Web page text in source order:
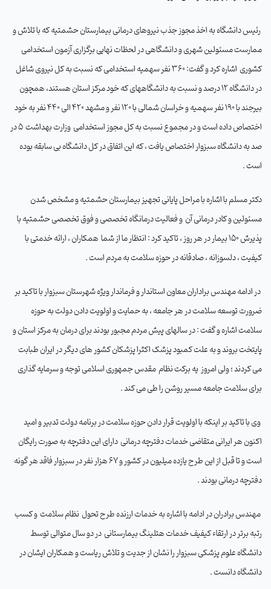
رئیس دانشگاه به اخذ مجوز جذب نیروهای درمانی بیمارستان حشمتیه که با تلاش و
ممارست مسئولین شهری و دانشگاهی در لحظات نهایی برگزاری آزمون استخدامی
کشوری
اشاره کرد و گفت: 360 نفر سهمیه استخدامی که نسبت به کل نیروی شاغل
در دانشگاه 12 درصد و نسبت به دانشگاههای که خود مرکز استان هستند، همچون
بیرجند با 190 نفر سهمیه و خراسان شمالی با 120 نفر و مشهد 420 الی 440 نفر به خود
اختصاص داده است و در مجموع نسبت به کل مجوز استخدامی وزارت بهداشت
5 در
صد به دانشگاه سبزوار اختصاص یافت ، که این اتفاق در کل دانشگاه بی سابقه بوده
است .
دکتر مسلم با اشاره با مراحل پایانی تجهیز بیمارستان حشمتیه و مشخص شدن
مسئولین و کادر درمانی آن و فعالیت درمانگاه تخصصی و فوق تخصصی حشمتیه با
پذیرش 150 بیمار در هر روز ، تاکید کرد : انتظار ما از شما
همکاران ، ارائه خدمتی با
کیفیت ، دلسوزانه ، صادقانه در حوزه سلامت به مردم است .
در ادامه مهندس براداران معاون استاندار و فرماندار ویژه شهرستان سبزوار با تاکید بر
ضرورت توسعه سلامت در هر جامعه ، به حمایت و اولویت دادن دولت به حوزه
سلامت اشاره و گفت : در سالهای پیش مردم مجبور بودند برای درمان به مرکز استان و
پایتخت بروند و به علت کمبود پزشک اکثرا پزشکان کشور های دیگر در ایران طبابت
می کردند ؛ ولی امروز یه برکت نظام مقدس جمهوری اسلامی توجه و سرمایه گذاری
برای سلامت جامعه مسیر روشن را طی می کند .
وی با تاکید بر اینکه با اولویت قرار دادن حوزه سلامت در برنامه دولت تدبیر و امید
اکنون هر ایرانی متقاضی خدمات دفترچه درمانی دارای این دفترچه به صورت رایگان
است و تا قبل از این طرح یازده میلیون در کشور و 67 هزار نفر در سبزوار فاقد هر گونه
دفترچه درمانی بودند .
مهندس برادران در ادامه با اشاره به خدمات ارزنده طرح تحول نظام سلامت و کسب
رتبه برتر در ارتقاء کیفیف خدمات هتلینگ بیمارستانی در دو سال متوالی توسط
دانشگاه علوم پزشکی سبزوار را نشان از جدیت و تلاش ریاست و همکاران ایشان در
دانشگاه دانست .